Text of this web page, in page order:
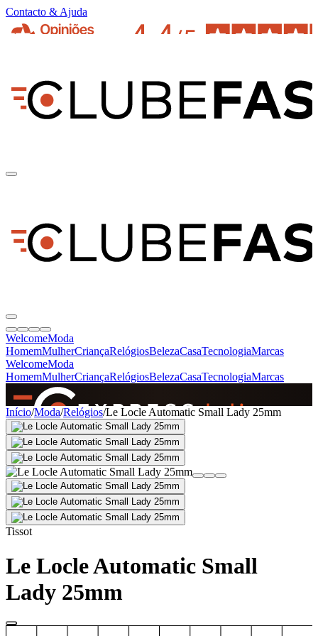
Contacto & Ajuda
WelcomeModa
HomemMulherCriançaRelógiosBelezaCasaTecnologiaMarcas
WelcomeModa
HomemMulherCriançaRelógiosBelezaCasaTecnologiaMarcas
SINCE 2005
+de 36.000 reviews
Início/Moda/Relógios/Le Locle Automatic Small Lady 25mm
Tissot
Le Locle Automatic Small
Lady 25mm